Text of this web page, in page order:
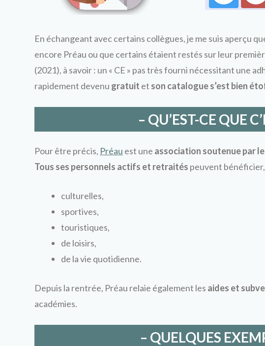
En échangeant avec certains collègues, je me suis aperçu
encore Préau ou que certains étaient restés sur leur
(2021), à savoir : un « CE » pas très fourni nécessitant une
rapidement devenu gratuit et son catalogue s’est bien
– QU’EST-CE QUE
Pour être précis, Préau est une association soutenue par
Tous ses personnels actifs et retraités peuvent bénéficier,
culturelles,
sportives,
touristiques,
de loisirs,
de la vie quotidienne.
Depuis la rentrée, Préau relaie également les aides et
académies.
– QUELQUES